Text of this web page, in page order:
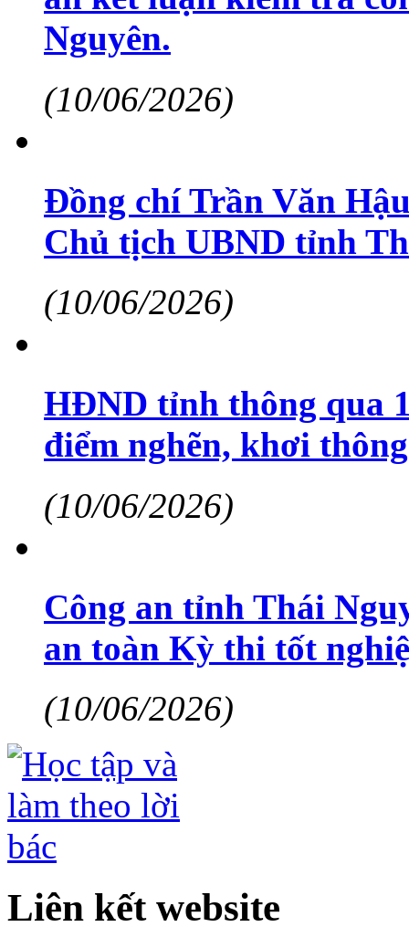
Nguyên.
(10/06/2026)
Đồng chí Trần Văn
Chủ tịch UBND tỉnh
(10/06/2026)
HĐND tỉnh thông qua
điểm nghẽn, khơi
(10/06/2026)
Công an tỉnh Thái
an toàn Kỳ thi tốt
(10/06/2026)
Liên kết website